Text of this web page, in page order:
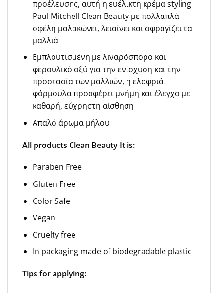
προέλευσης, αυτή η ευέλικτη κρέμα styling
Paul Mitchell Clean Beauty με πολλαπλά
οφέλη μαλακώνει, λειαίνει και σφραγίζει τα
μαλλιά
Εμπλουτισμένη με λιναρόσπορο και
φερουλικό οξύ για την ενίσχυση και την
προστασία των μαλλιών, η ελαφριά
φόρμουλα προσφέρει μνήμη και έλεγχο με
καθαρή, εύχρηστη αίσθηση
Απαλό άρωμα μήλου
All products Clean Beauty It is:
Paraben Free
Gluten Free
Color Safe
Vegan
Cruelty free
In packaging made of biodegradable plastic
Tips for applying: